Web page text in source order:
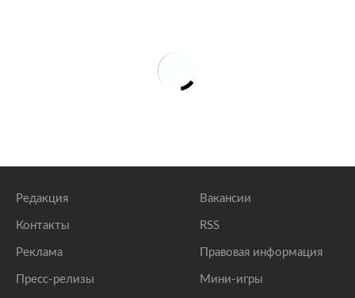
Редакция
Контакты
Реклама
Пресс-релизы
Вакансии
RSS
Правовая информация
Мини-игры